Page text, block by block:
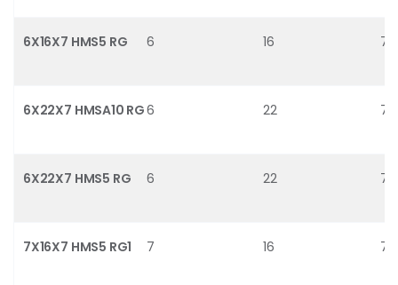
6X16X7 HMS5 RG 6 16 7
6X22X7 HMSA10 RG6 22 7
6X22X7 HMS5 RG 6 22 7
7X16X7 HMS5 RG1 7 16 7